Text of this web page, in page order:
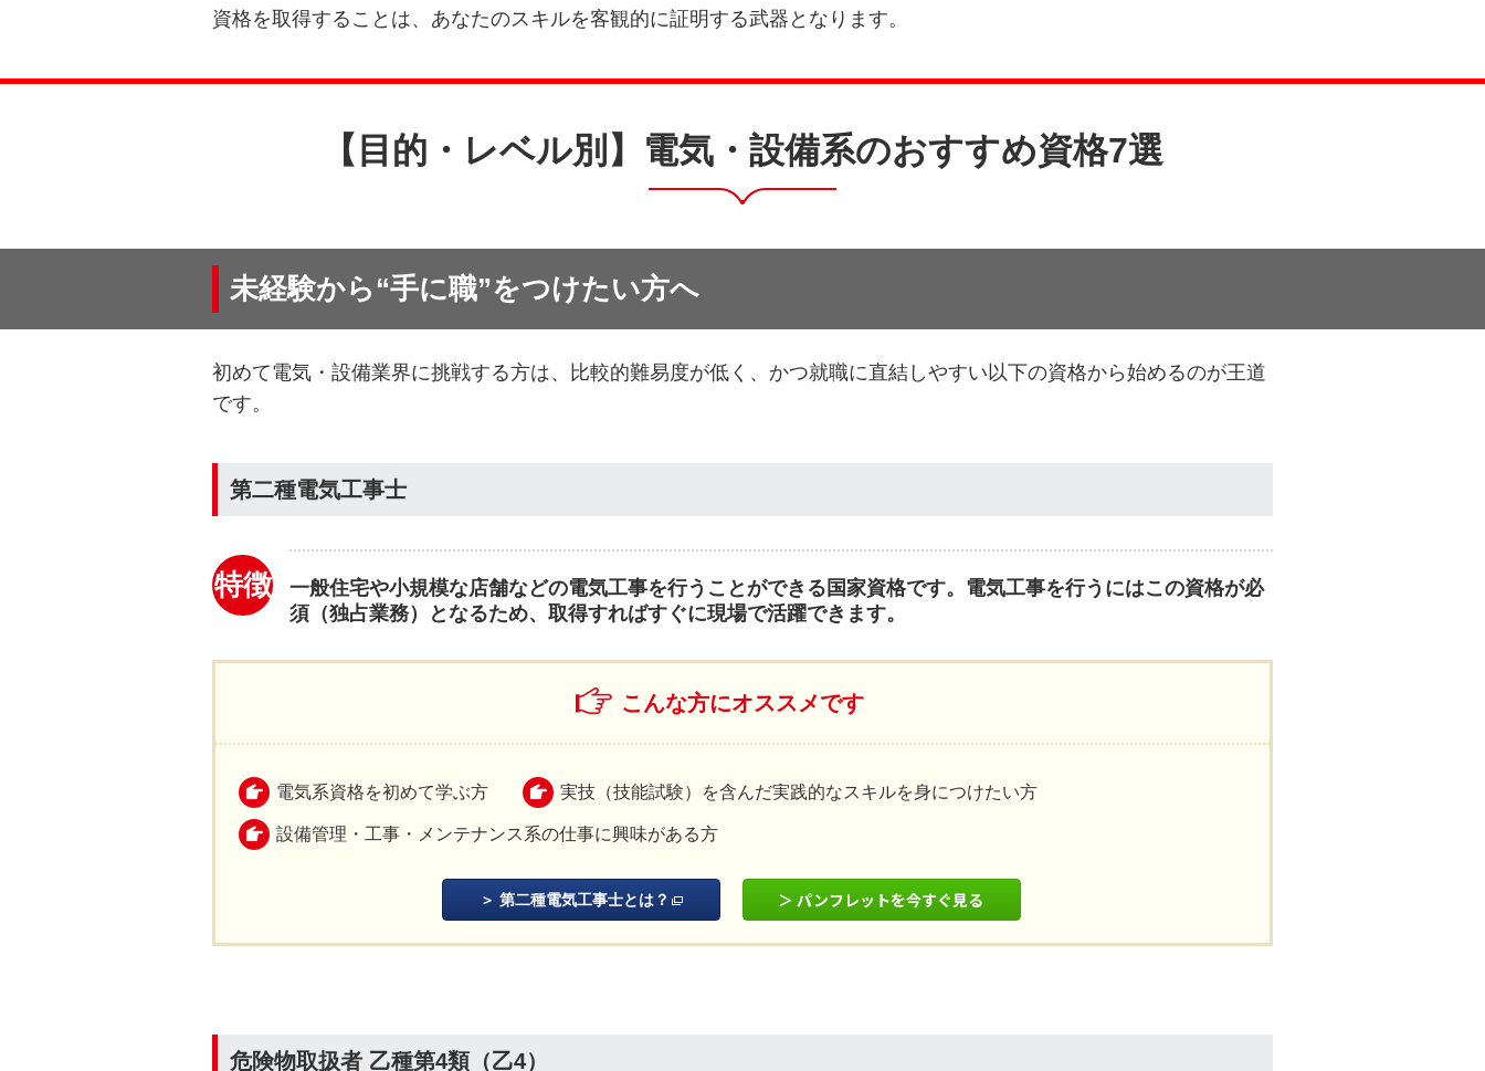
資格を取得することは、あなたのスキルを客観的に証明する武器となります。
【目的・レベル別】電気・設備系のおすすめ資格7選
未経験から“手に職”をつけたい方へ
初めて電気・設備業界に挑戦する方は、比較的難易度が低く、かつ就職に直結しやすい以下の資格から始めるのが王道
です。
第二種電気工事士
特徴
一般住宅や小規模な店舗などの電気工事を行うことができる国家資格です。電気工事を行うにはこの資格が必
須（独占業務）となるため、取得すればすぐに現場で活躍できます。
こんな方にオススメです
電気系資格を初めて学ぶ方 実技（技能試験）を含んだ実践的なスキルを身につけたい方
設備管理・工事・メンテナンス系の仕事に興味がある方
第二種電気工事士とは？ パンフレットを今すぐ見る
危険物取扱者 乙種第4類（乙4）